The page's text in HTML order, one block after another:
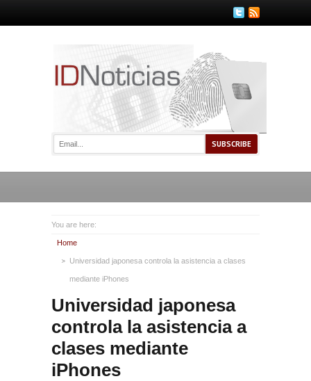
You are here:
Home
Universidad japonesa controla la asistencia a clases
mediante iPhones
Universidad japonesa
controla la asistencia a
clases mediante
iPhones